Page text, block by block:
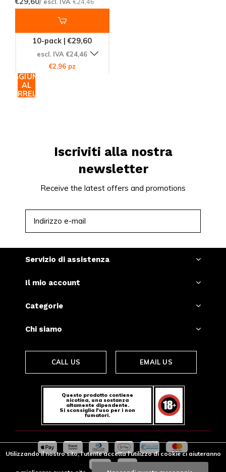
10-pack | €29,60
escl. IVA €24,46
€2,96 pz
AGGIUNGI
AL
CARRELLO
Iscriviti alla nostra
newsletter
Receive the latest offers and promotions
Servizio di assistenza
Il mio account
Categorie
Chi siamo
CALL US EMAIL US
Questo prodotto contiene
nicotina, una sostanza
altamente dipendente.
Si sconsiglia l'uso per i non
fumatori.
Utilizzando il nostro sito, l'utente accetta l'utilizzo di cookie ci aiuteranno